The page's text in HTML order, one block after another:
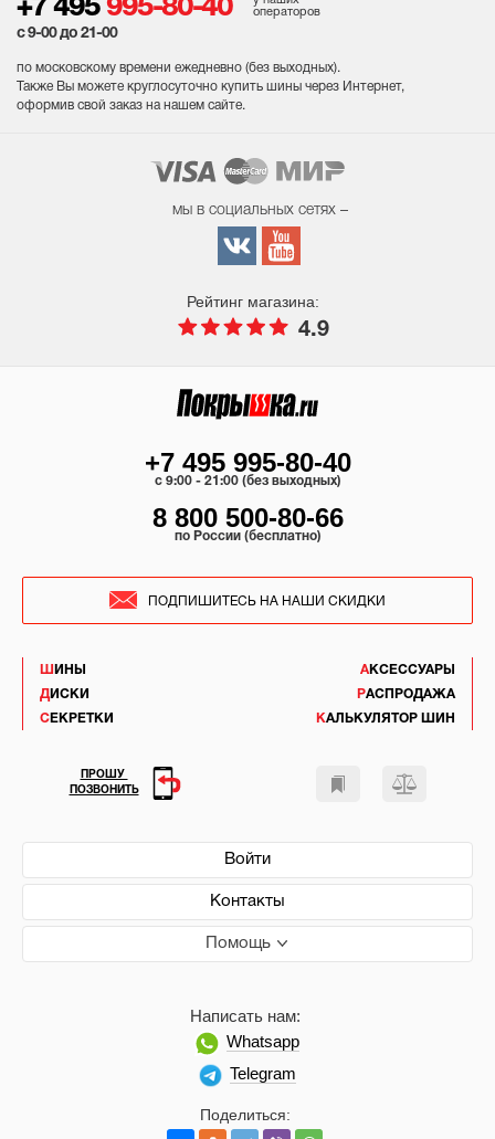
+7 495 995-80-40
операторов
с 9-00 до 21-00
по московскому времени ежедневно (без выходных).
Также Вы можете круглосуточно купить шины через Интернет,
оформив свой заказ на нашем сайте.
мы в социальных сетях –
Рейтинг магазина:
4.9
ШИНЫ
ДИСКИ
СЕКРЕТКИ
АКСЕССУАРЫ
РАСПРОДАЖА
КАЛЬКУЛЯТОР ШИН
Войти
Контакты
Помощь
Поделиться:
Написать нам:
Whatsapp
Telegram
+7 495 995-80-40
c 9:00 - 21:00 (без выходных)
8 800 500-80-66
по России (бесплатно)
ПОДПИШИТЕСЬ НА НАШИ СКИДКИ
ПРОШУ
ПОЗВОНИТЬ